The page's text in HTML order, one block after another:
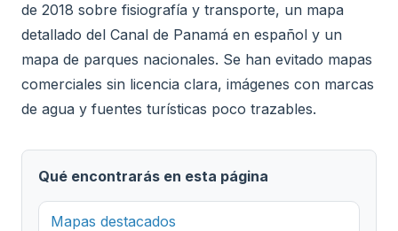
de 2018 sobre fisiografía y transporte, un mapa
detallado del Canal de Panamá en español y un
mapa de parques nacionales. Se han evitado mapas
comerciales sin licencia clara, imágenes con marcas
de agua y fuentes turísticas poco trazables.
Qué encontrarás en esta página
Mapas destacados